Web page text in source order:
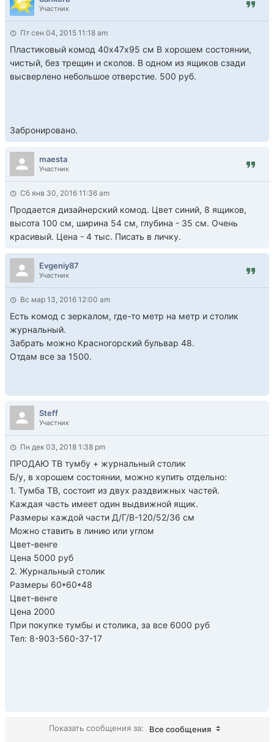
Участник
Пт сен 04, 2015 11:18 am
Пластиковый комод 40х47х95 см В хорошем состоянии,
чистый, без трещин и сколов. В одном из ящиков сзади
высверлено небольшое отверстие. 500 руб.
Забронировано.
maesta
Участник
Сб янв 30, 2016 11:36 am
Продается дизайнерский комод. Цвет синий, 8 ящиков,
высота 100 см, ширина 54 см, глубина - 35 см. Очень
красивый. Цена - 4 тыс. Писать в личку.
Evgeniy87
Участник
Вс мар 13, 2016 12:00 am
Есть комод с зеркалом, где-то метр на метр и столик
журнальный.
Забрать можно Красногорский бульвар 48.
Отдам все за 1500.
Steff
Участник
Пн дек 03, 2018 1:38 pm
ПРОДАЮ ТВ тумбу + журнальный столик
Б/у, в хорошем состоянии, можно купить отдельно:
1. Тумба ТВ, состоит из двух раздвижных частей.
Каждая часть имеет один выдвижной ящик.
Размеры каждой части Д/Г/В-120/52/36 см
Можно ставить в линию или углом
Цвет-венге
Цена 5000 руб
2. Журнальный столик
Размеры 60*60*48
Цвет-венге
Цена 2000
При покупке тумбы и столика, за все 6000 руб
Тел: 8-903-560-37-17
Показать сообщения за:
Все сообщения